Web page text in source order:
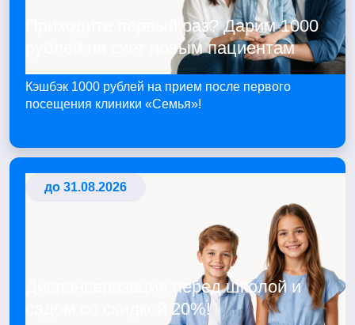
Приходите первый раз? Дарим 1000
рублей на счет новым пациентам
Кэшбэк 1000 рублей на прием после первого
посещения клиники «Семья»!
до 31.08.2026
Диспансеризация перед школой и
садом со скидкой 20%!